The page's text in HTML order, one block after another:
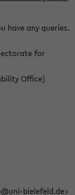
have any queries.
for
Office)
bielefeld.de>